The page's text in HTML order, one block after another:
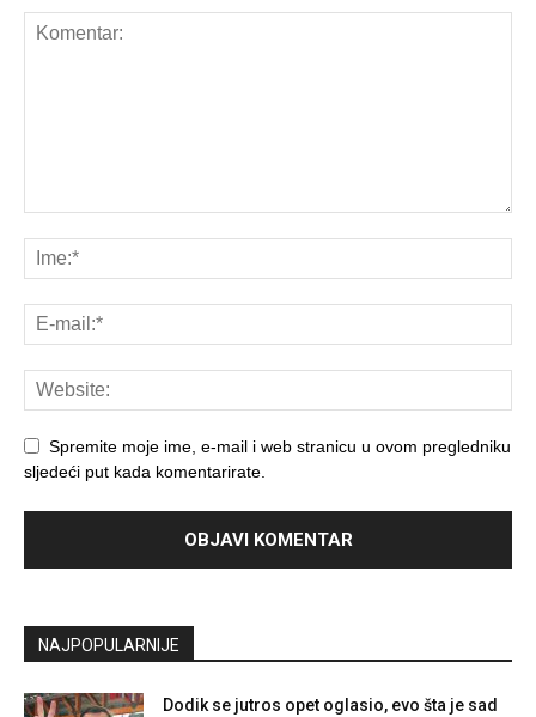
Spremite moje ime, e-mail i web stranicu u ovom pregledniku
sljedeći put kada komentarirate.
NAJPOPULARNIJE
Dodik se jutros opet oglasio, evo šta je sad